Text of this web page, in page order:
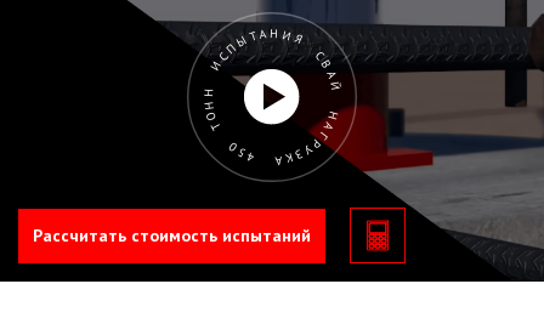
ИСПЫТАНИЯ СВАЙ НАГРУЗКА 450 ТОНН
Рассчитать стоимость испытаний